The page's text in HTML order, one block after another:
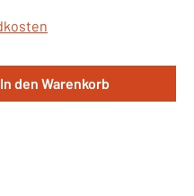
gewünschten
In den Warenkorb